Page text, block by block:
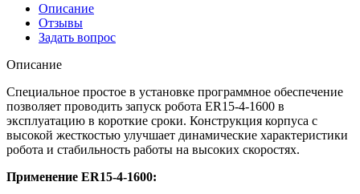
Описание
Отзывы
Задать вопрос
Описание
Специальное простое в установке программное обеспечение
позволяет проводить запуск робота ER15-4-1600 в
эксплуатацию в короткие сроки. Конструкция корпуса с
высокой жесткостью улучшает динамические характеристики
робота и стабильность работы на высоких скоростях.
Применение ER15-4-1600: